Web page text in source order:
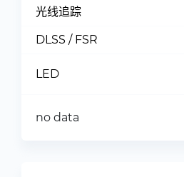
光线追踪
DLSS / FSR
LED
no data